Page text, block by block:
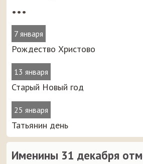
•••
7 января
Рождество Христово
13 января
Старый Новый год
25 января
Татьянин день
Именины 31 декабря